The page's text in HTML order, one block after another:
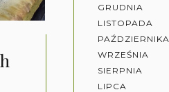
GRUDNIA
LISTOPADA
PAŹDZIERNIKA
WRZEŚNIA
SIERPNIA
LIPCA